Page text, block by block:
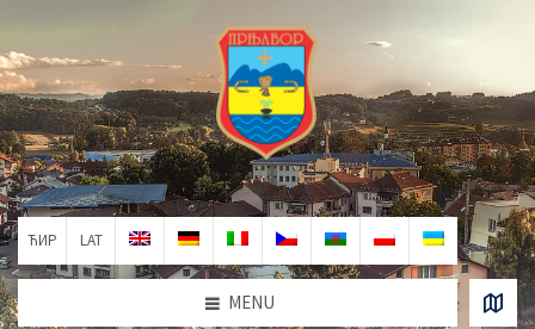
ЋИР LAT
MENU